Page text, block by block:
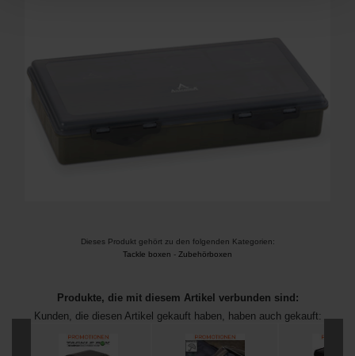
Dieses Produkt gehört zu den folgenden Kategorien:
Tackle boxen - Zubehörboxen
Produkte, die mit diesem Artikel verbunden sind:
Kunden, die diesen Artikel gekauft haben, haben auch gekauft: